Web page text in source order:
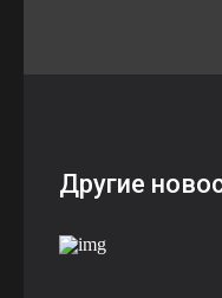
Другие